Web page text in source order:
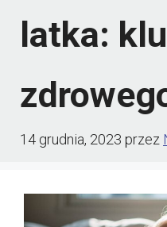
latka:
14 grudnia, 2023 przez